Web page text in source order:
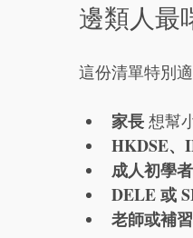
邊類人最
這份清單特別
家長 想幫
HKDSE、
成人初學者
DELE 或
老師或補